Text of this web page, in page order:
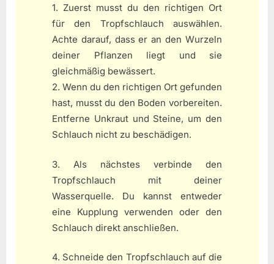
1. Zuerst musst du den richtigen Ort
für den Tropfschlauch auswählen.
Achte darauf, dass er an den Wurzeln
deiner Pflanzen liegt und sie
gleichmäßig bewässert.
2. Wenn du den richtigen Ort gefunden
hast, musst du den Boden vorbereiten.
Entferne Unkraut und Steine, um den
Schlauch nicht zu beschädigen.
3. Als nächstes verbinde den
Tropfschlauch mit deiner
Wasserquelle. Du kannst entweder
eine Kupplung verwenden oder den
Schlauch direkt anschließen.
4. Schneide den Tropfschlauch auf die